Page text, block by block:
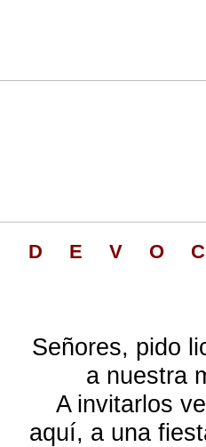
D E V O
Señores, pido
a nuestra
A invitarlos
aquí, a una